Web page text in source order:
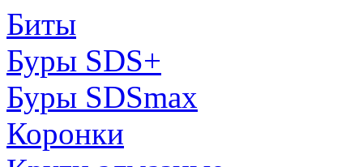
Биты
Буры SDS+
Буры SDSmax
Коронки